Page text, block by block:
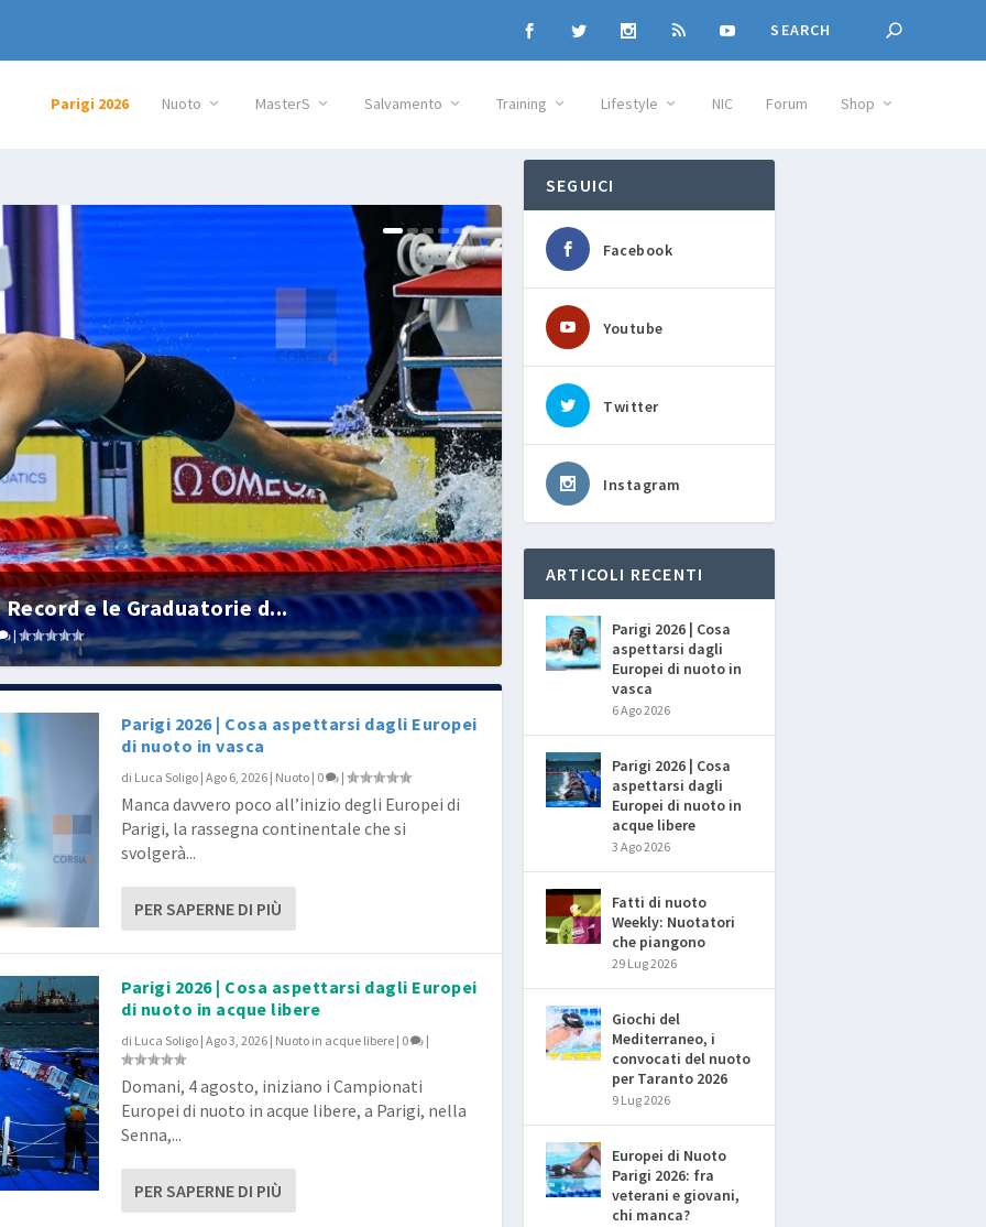
Parigi 2026 Nuoto MasterS Salvamento Training Lifestyle NIC Forum Shop
e le Graduatorie d...
|
e le Graduatorie d...
e le Graduatorie d...
|
2021 in Vasc...
|
2021 in Vasc...
|
EuroSwim2017 di Cope...
|
Parigi 2026 | Cosa aspettarsi dagli Europei
di nuoto in vasca
di Luca Soligo | Ago 6, 2026 | Nuoto | 0 |
Manca davvero poco all’inizio degli Europei di
Parigi, la rassegna continentale che si
svolgerà...
PER SAPERNE DI PIÙ
Parigi 2026 | Cosa aspettarsi dagli Europei
di nuoto in acque libere
di Luca Soligo | Ago 3, 2026 | Nuoto in acque libere | 0 |
Domani, 4 agosto, iniziano i Campionati
Europei di nuoto in acque libere, a Parigi, nella
Senna,...
PER SAPERNE DI PIÙ
SEGUICI
Facebook
Youtube
Twitter
Instagram
ARTICOLI RECENTI
Parigi 2026 | Cosa
aspettarsi dagli
Europei di nuoto in
vasca
6 Ago 2026
Parigi 2026 | Cosa
aspettarsi dagli
Europei di nuoto in
acque libere
3 Ago 2026
Fatti di nuoto
Weekly: Nuotatori
che piangono
29 Lug 2026
Giochi del
Mediterraneo, i
convocati del nuoto
per Taranto 2026
9 Lug 2026
Europei di Nuoto
Parigi 2026: fra
veterani e giovani,
chi manca?